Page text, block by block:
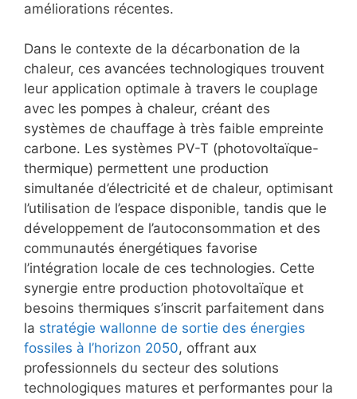
améliorations récentes.
Dans le contexte de la décarbonation de la
chaleur, ces avancées technologiques trouvent
leur application optimale à travers le couplage
avec les pompes à chaleur, créant des
systèmes de chauffage à très faible empreinte
carbone. Les systèmes PV-T (photovoltaïque-
thermique) permettent une production
simultanée d’électricité et de chaleur, optimisant
l’utilisation de l’espace disponible, tandis que le
développement de l’autoconsommation et des
communautés énergétiques favorise
l’intégration locale de ces technologies. Cette
synergie entre production photovoltaïque et
besoins thermiques s’inscrit parfaitement dans
la stratégie wallonne de sortie des énergies
fossiles à l’horizon 2050, offrant aux
professionnels du secteur des solutions
technologiques matures et performantes pour la